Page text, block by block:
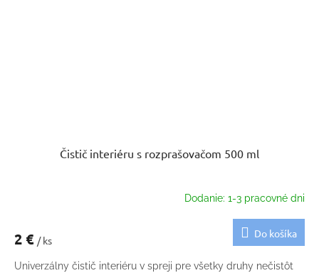
Čistič interiéru s rozprašovačom 500 ml
Dodanie: 1-3 pracovné dni
2 € / ks
Do košíka
Univerzálny čistič interiéru v spreji pre všetky druhy nečistôt